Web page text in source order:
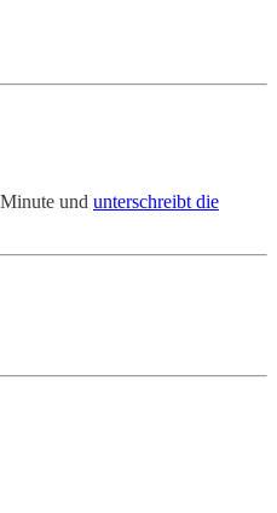
und unterschreibt die